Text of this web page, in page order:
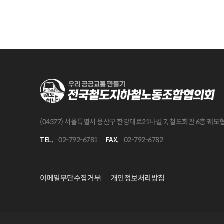
(04377) 서울특별시 용산구 한강대로21나길 7, 철도회관 6층 궤도
TEL. 02-792-6781 FAX. 02-792-6782
이메일무단수집거부 개인정보처리방침